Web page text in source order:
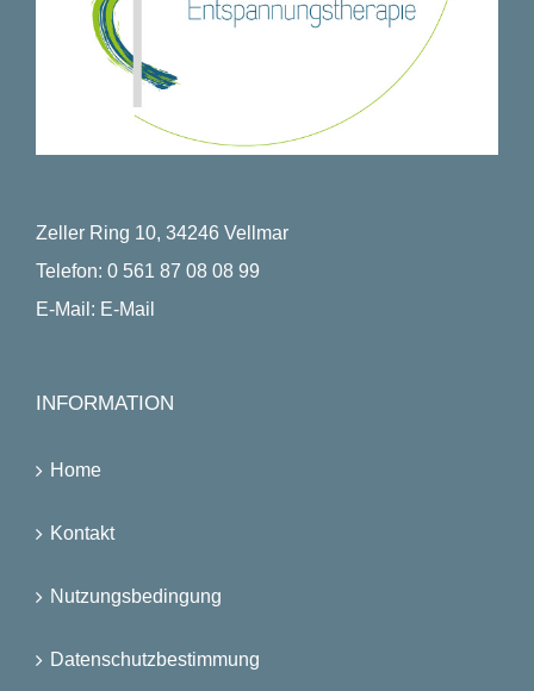
Zeller Ring 10, 34246 Vellmar
Telefon: 0 561 87 08 08 99
E-Mail: E-Mail
INFORMATION
Home
Kontakt
Nutzungsbedingung
Datenschutzbestimmung